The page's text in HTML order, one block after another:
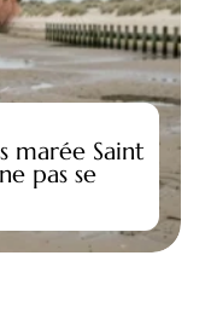
marée Saint
pas se